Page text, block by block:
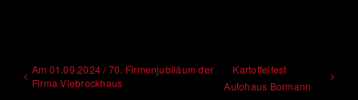
Am 01.09.2024 / 70. Firmenjubiläum der
Firma Viebrockhaus
Kartoffelfest
Autohaus Bormann